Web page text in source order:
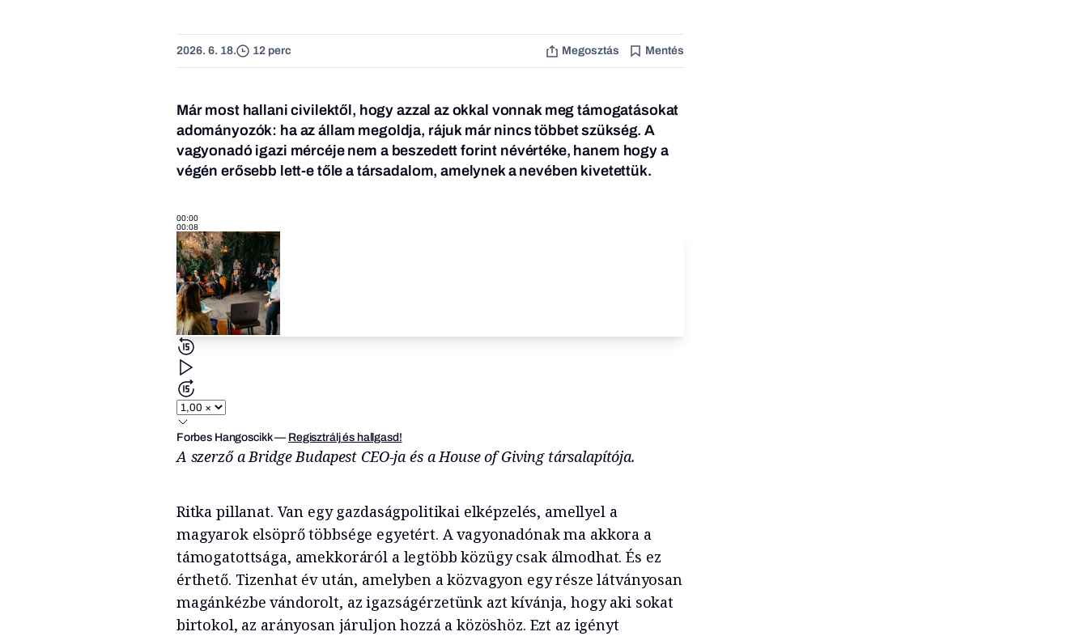
2026. 6. 18. 12 perc Megosztás Mentés
Már most hallani civilektől, hogy azzal az okkal vonnak meg támogatásokat
adományozók: ha az állam megoldja, rájuk már nincs többet szükség. A
vagyonadó igazi mércéje nem a beszedett forint névértéke, hanem hogy a
végén erősebb lett-e tőle a társadalom, amelynek a nevében kivetettük.
00:00
00:08
Forbes Hangoscikk— Regisztrálj és hallgasd!
A szerző a Bridge Budapest CEO-ja és a House of Giving társalapítója.
Ritka pillanat. Van egy gazdaságpolitikai elképzelés, amellyel a
magyarok elsöprő többsége egyetért. A vagyonadónak ma akkora a
támogatottsága, amekkoráról a legtöbb közügy csak álmodhat. És ez
érthető. Tizenhat év után, amelyben a közvagyon egy része látványosan
magánkézbe vándorolt, az igazságérzetünk azt kívánja, hogy aki sokat
birtokol, az arányosan járuljon hozzá a közöshöz. Ezt az igényt